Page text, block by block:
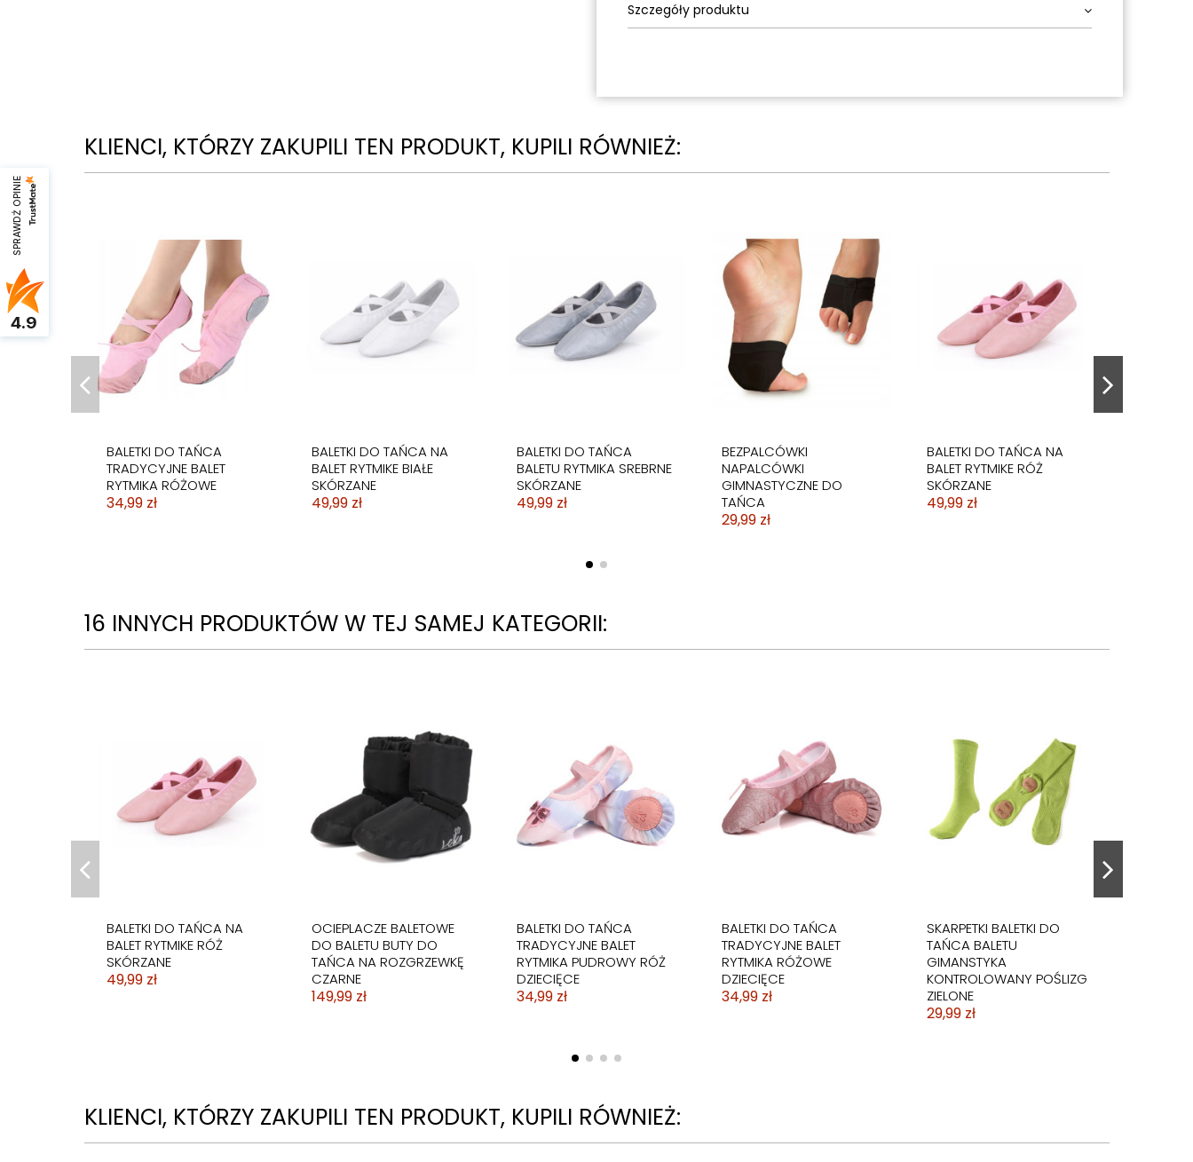
Szczegóły produktu
KLIENCI, KTÓRZY ZAKUPILI TEN PRODUKT, KUPILI RÓWNIEŻ:
BALETKI DO TAŃCA
TRADYCYJNE BALET
RYTMIKA RÓŻOWE
34,99 zł
BALETKI DO TAŃCA NA
BALET RYTMIKE BIAŁE
SKÓRZANE
49,99 zł
BALETKI DO TAŃCA
BALETU RYTMIKA SREBRNE
SKÓRZANE
49,99 zł
BEZPALCÓWKI
NAPALCÓWKI
GIMNASTYCZNE DO
TAŃCA
29,99 zł
BALETKI DO TAŃCA NA
BALET RYTMIKE RÓŻ
SKÓRZANE
49,99 zł
BALETKI DO TAŃCA
TRADYCYJNE BALET
BALETKI DO TAŃCA
TRADYCYJNE BALET
RYTMIKA KOLOROWE
DZIECIĘCE
BODY BALETOWE DLA
DZIEWCZYNKI Z TIULOWĄ
SPÓDNICZKĄ FIOLETOWE
16 INNYCH PRODUKTÓW W TEJ SAMEJ KATEGORII:
BALETKI DO TAŃCA NA
BALET RYTMIKE RÓŻ
SKÓRZANE
49,99 zł
OCIEPLACZE BALETOWE
DO BALETU BUTY DO
TAŃCA NA ROZGRZEWKĘ
CZARNE
149,99 zł
BALETKI DO TAŃCA
TRADYCYJNE BALET
RYTMIKA PUDROWY RÓŻ
DZIECIĘCE
34,99 zł
BALETKI DO TAŃCA
TRADYCYJNE BALET
RYTMIKA RÓŻOWE
DZIECIĘCE
34,99 zł
SKARPETKI BALETKI DO
TAŃCA BALETU
GIMANSTYKA
KONTROLOWANY POŚLIZG
ZIELONE
29,99 zł
KLIENCI, KTÓRZY ZAKUPILI TEN PRODUKT, KUPILI RÓWNIEŻ:
SPRAWDŹ OPINIE
4.9